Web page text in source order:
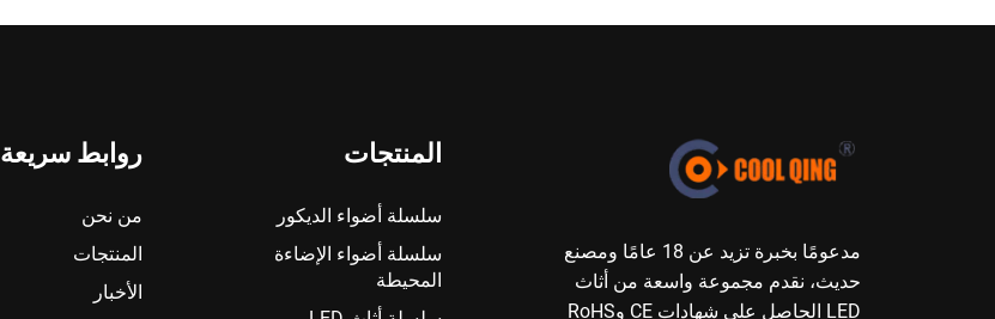
مدعومًا بخبرة تزيد عن 18 عامًا ومصنع
حديث، نقدم مجموعة واسعة من أثاث
LED الحاصل على شهادات CE وRoHS
المنتجات
سلسلة أضواء الديكور
سلسلة أضواء الإضاءة
المحيطة
روابط سريعة
من نحن
المنتجات
الأخبار